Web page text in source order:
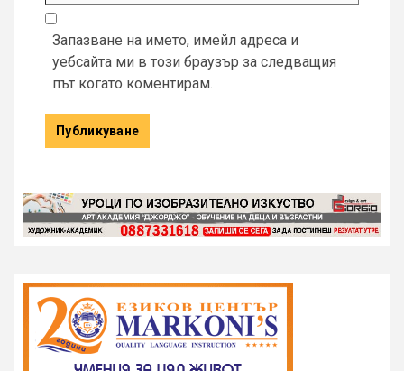
Запазване на името, имейл адреса и
уебсайта ми в този браузър за следващия
път когато коментирам.